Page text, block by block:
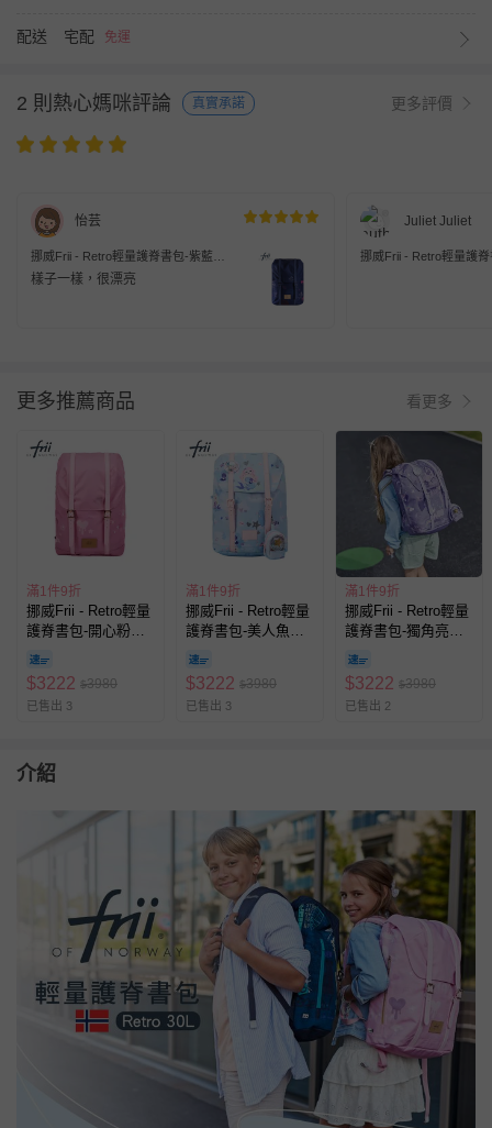
配送 宅配 免運
2 則熱心媽咪評論 真實承諾 更多評價
怡芸
挪威Frii - Retro輕量護脊書包-紫藍
(30L)
樣子一樣，很漂亮
Juliet Juliet
挪威Frii - Retro輕量護
更多推薦商品 看更多
滿1件9折
挪威Frii - Retro輕量
護脊書包-開心粉
(30L)
$3222 $3980
已售出 3
滿1件9折
挪威Frii - Retro輕量
護脊書包-美人魚
(22L)
$3222 $3980
已售出 3
滿1件9折
挪威Frii - Retro輕量
護脊書包-獨角亮紫
(22L)
$3222 $3980
已售出 2
介紹